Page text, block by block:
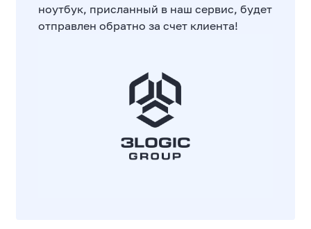
ноутбук, присланный в наш сервис, будет
отправлен обратно за счет клиента!